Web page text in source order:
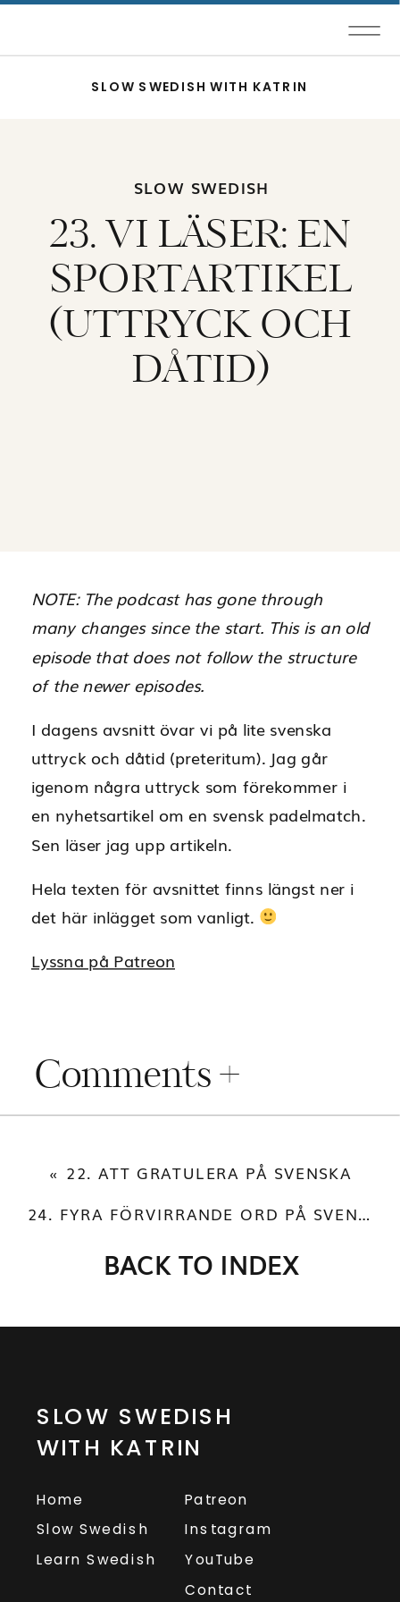
SLOW SWEDISH WITH KATRIN
23. VI LÄSER: EN
SPORTARTIKEL
(UTTRYCK OCH
DÅTID)
SLOW SWEDISH
NOTE: The podcast has gone through
many changes since the start. This is an old
episode that does not follow the structure
of the newer episodes.
I dagens avsnitt övar vi på lite svenska
uttryck och dåtid (preteritum). Jag går
igenom några uttryck som förekommer i
en nyhetsartikel om en svensk padelmatch.
Sen läser jag upp artikeln.
Hela texten för avsnittet finns längst ner i
det här inlägget som vanligt.
Lyssna på Patreon
Comments +
BACK TO INDEX
24. FYRA FÖRVIRRANDE ORD PÅ SVENSKA
« 22. ATT GRATULERA PÅ SVENSKA
SLOW SWEDISH
WITH KATRIN
Home
Slow Swedish
Contact
Patreon
Instagram
YouTube
Learn Swedish